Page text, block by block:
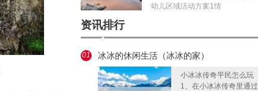
幼儿区域活动方案1情
资讯排行
01 冰冰的休闲生活（冰冰的家）
小冰冰传奇平民怎么玩
1、在小冰冰传奇里通过